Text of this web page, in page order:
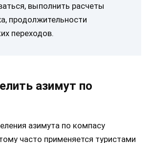
выполнить расчеты
продолжительности
переходов.
азимут по
азимута по компасу
часто применяется туристами